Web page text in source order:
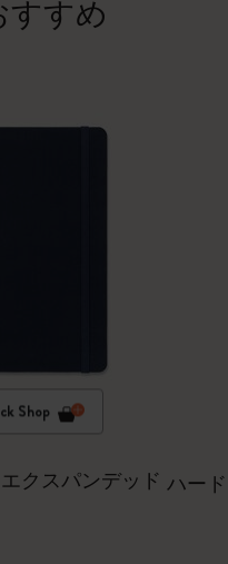
すめ
Shop
クスパンデッド ハー